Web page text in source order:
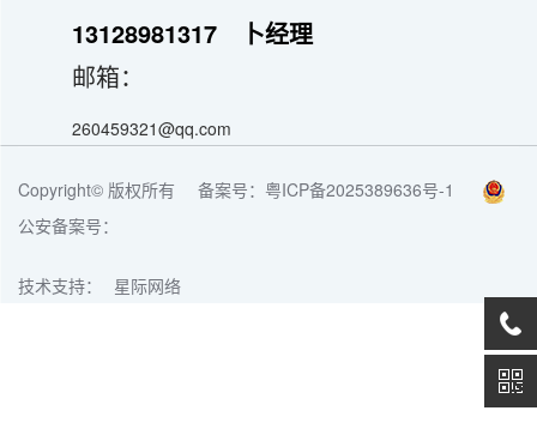
13128981317
卜经理
邮箱：
260459321@qq.com
Copyright© 版权所有
备案号：粤ICP备2025389636号-1
公安备案号：
技术支持： 星际网络